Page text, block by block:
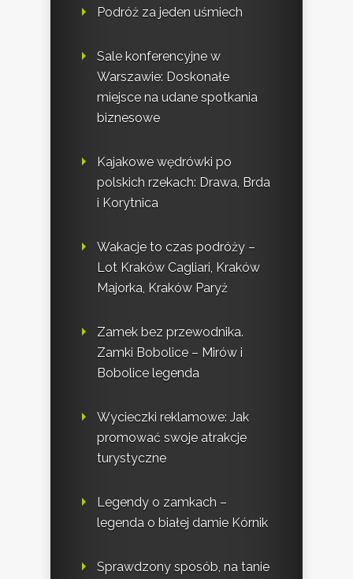
Podróż za jeden uśmiech
Sale konferencyjne w
Warszawie: Doskonałe
miejsce na udane spotkania
biznesowe
Kajakowe wędrówki po
polskich rzekach: Drawa, Brda
i Korytnica
Wakacje to czas podróży –
Lot Kraków Cagliari, Kraków
Majorka, Kraków Paryż
Zamek bez przewodnika.
Zamki Bobolice – Mirów i
Bobolice legenda
Wycieczki reklamowe: Jak
promować swoje atrakcje
turystyczne
Legendy o zamkach –
legenda o białej damie Kórnik
Sprawdzony sposób, na tanie